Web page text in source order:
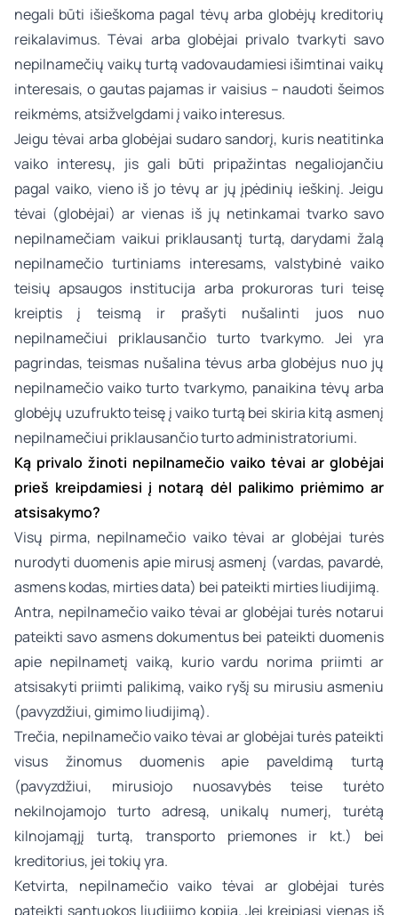
negali būti išieškoma pagal tėvų arba globėjų kreditorių
reikalavimus. Tėvai arba globėjai privalo tvarkyti savo
nepilnamečių vaikų turtą vadovaudamiesi išimtinai vaikų
interesais, o gautas pajamas ir vaisius – naudoti šeimos
reikmėms, atsižvelgdami į vaiko interesus.
Jeigu tėvai arba globėjai sudaro sandorį, kuris neatitinka
vaiko interesų, jis gali būti pripažintas negaliojančiu
pagal vaiko, vieno iš jo tėvų ar jų įpėdinių ieškinį. Jeigu
tėvai (globėjai) ar vienas iš jų netinkamai tvarko savo
nepilnamečiam vaikui priklausantį turtą, darydami žalą
nepilnamečio turtiniams interesams, valstybinė vaiko
teisių apsaugos institucija arba prokuroras turi teisę
kreiptis į teismą ir prašyti nušalinti juos nuo
nepilnamečiui priklausančio turto tvarkymo. Jei yra
pagrindas, teismas nušalina tėvus arba globėjus nuo jų
nepilnamečio vaiko turto tvarkymo, panaikina tėvų arba
globėjų uzufrukto teisę į vaiko turtą bei skiria kitą asmenį
nepilnamečiui priklausančio turto administratoriumi.
Ką privalo žinoti nepilnamečio vaiko tėvai ar globėjai
prieš kreipdamiesi į notarą dėl palikimo priėmimo ar
atsisakymo?
Visų pirma, nepilnamečio vaiko tėvai ar globėjai turės
nurodyti duomenis apie mirusį asmenį (vardas, pavardė,
asmens kodas, mirties data) bei pateikti mirties liudijimą.
Antra, nepilnamečio vaiko tėvai ar globėjai turės notarui
pateikti savo asmens dokumentus bei pateikti duomenis
apie nepilnametį vaiką, kurio vardu norima priimti ar
atsisakyti priimti palikimą, vaiko ryšį su mirusiu asmeniu
(pavyzdžiui, gimimo liudijimą).
Trečia, nepilnamečio vaiko tėvai ar globėjai turės pateikti
visus žinomus duomenis apie paveldimą turtą
(pavyzdžiui, mirusiojo nuosavybės teise turėto
nekilnojamojo turto adresą, unikalų numerį, turėtą
kilnojamąjį turtą, transporto priemones ir kt.) bei
kreditorius, jei tokių yra.
Ketvirta, nepilnamečio vaiko tėvai ar globėjai turės
pateikti santuokos liudijimo kopiją. Jei kreipiasi vienas iš